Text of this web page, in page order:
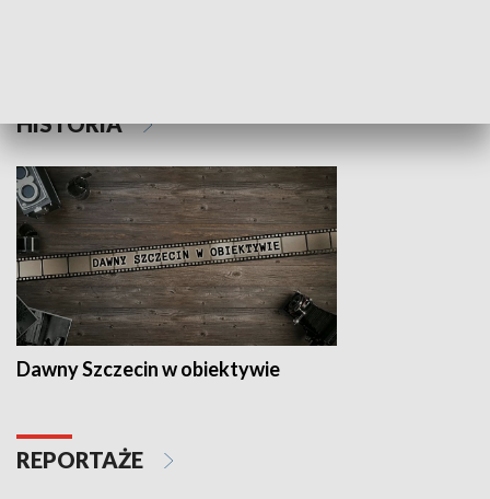
HISTORIA
Dawny Szczecin w obiektywie
REPORTAŻE